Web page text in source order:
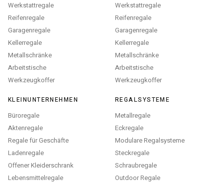
Werkstattregale
Reifenregale
Garagenregale
Kellerregale
Metallschränke
Arbeitstische
Werkzeugkoffer
Werkstattregale
Reifenregale
Garagenregale
Kellerregale
Metallschränke
Arbeitstische
Werkzeugkoffer
KLEINUNTERNEHMEN
Büroregale
Aktenregale
Regale für Geschäfte
Ladenregale
Offener Kleiderschrank
Lebensmittelregale
REGALSYSTEME
Metallregale
Eckregale
Modulare Regalsysteme
Steckregale
Schraubregale
Outdoor Regale